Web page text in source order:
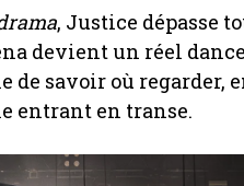
, Justice dépasse
devient un réel
de savoir où regarder,
entrant en transe.